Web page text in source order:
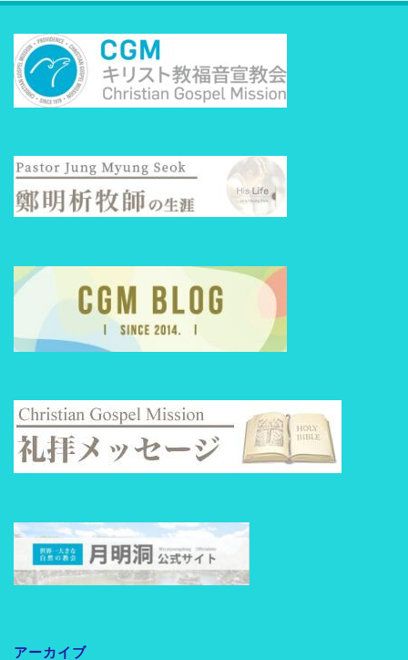
アーカイブ